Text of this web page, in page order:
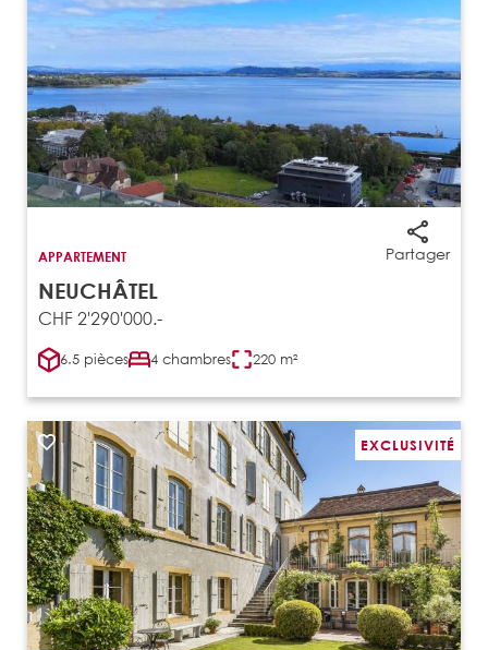
Partager
APPARTEMENT
NEUCHÂTEL
CHF 2'290'000.-
6.5 pièces 4 chambres 220 m²
EXCLUSIVITÉ